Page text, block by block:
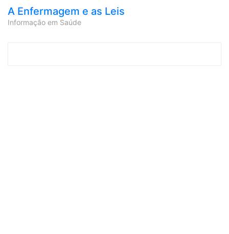
A Enfermagem e as Leis
Informação em Saúde